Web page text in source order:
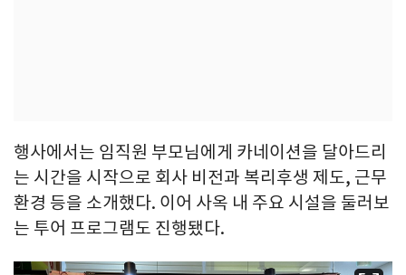
행사에서는 임직원 부모님에게 카네이션을 달아드리
는 시간을 시작으로 회사 비전과 복리후생 제도, 근무
환경 등을 소개했다. 이어 사옥 내 주요 시설을 둘러보
는 투어 프로그램도 진행됐다.